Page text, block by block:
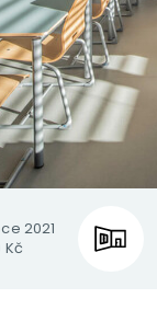
2021
Kč